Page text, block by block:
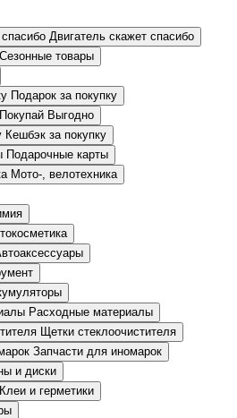
Двигатель скажет спасибо
Сезонные товары
Подарок за покупку
Покупай Выгодно
Кешбэк за покупку
Подарочные карты
Мото-, велотехника
Расходные материалы
Щетки стеклоочистителя
Запчасти для иномарок
и диски
Клеи и герметики